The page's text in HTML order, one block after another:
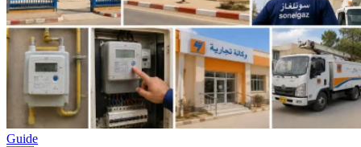
Guide